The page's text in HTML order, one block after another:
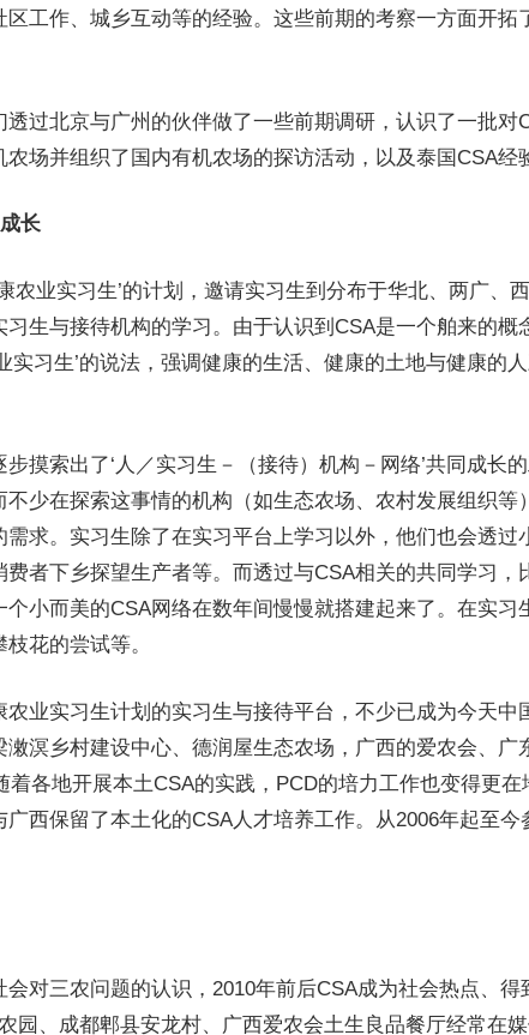
工作、城乡互动等的经验。这些前期的考察一方面开
过北京与广州的伙伴做了一些前期调研，认识了一批
场并组织了国内有机农场的探访活动，以及泰国CSA经
长
农业实习生’的计划，邀请实习生到分布于华北、两广
生与接待机构的学习。由于认识到CSA是一个舶来的
实习生’的说法，强调健康的生活、健康的土地与健康
摸索出了‘人／实习生－（接待）机构－网络’共同成
少在探索这事情的机构（如生态农场、农村发展组织
求。实习生除了在实习平台上学习以外，他们也会透
者下乡探望生产者等。而透过与CSA相关的共同学习
小而美的CSA网络在数年间慢慢就搭建起来了。在实
花的尝试等。
业实习生计划的实习生与接待平台，不少已成为今天
潄溟乡村建设中心、德润屋生态农场，广西的爱农会、
着各地开展本土CSA的实践，PCD的培力工作也变得更
西保留了本土化的CSA人才培养工作。从2006年起至
对三农问题的认识，2010年前后CSA成为社会热点、
园、成都郫县安龙村、广西爱农会土生良品餐厅经常在